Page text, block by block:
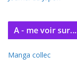
A - me voir sur...
Manga collec